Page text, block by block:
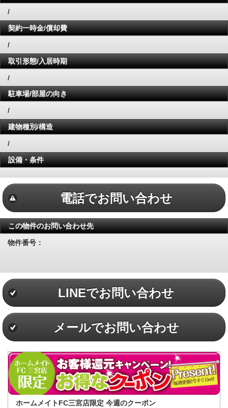
/
契約一時金/償却費
/
取引形態/入居時期
/
駐車場/部屋の向き
/
建物種別/構造
/
設備・条件
電話でお問い合わせ
この物件のお問い合わせ先
物件番号：
LINEでお問い合わせ
メールでお問い合わせ
ホームメイトFC三宮店限定 今週のクーポン